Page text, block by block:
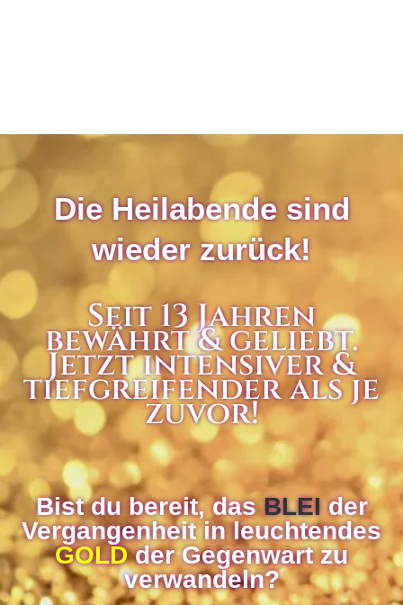
Die Heilabende sind
wieder zurück!
Seit 13 Jahren
bewährt & geliebt.
Jetzt intensiver &
tiefgreifender als je
zuvor!
Bist du bereit, dasBLEI der
Vergangenheit in leuchtendes
GOLDder Gegenwart zu
verwandeln?